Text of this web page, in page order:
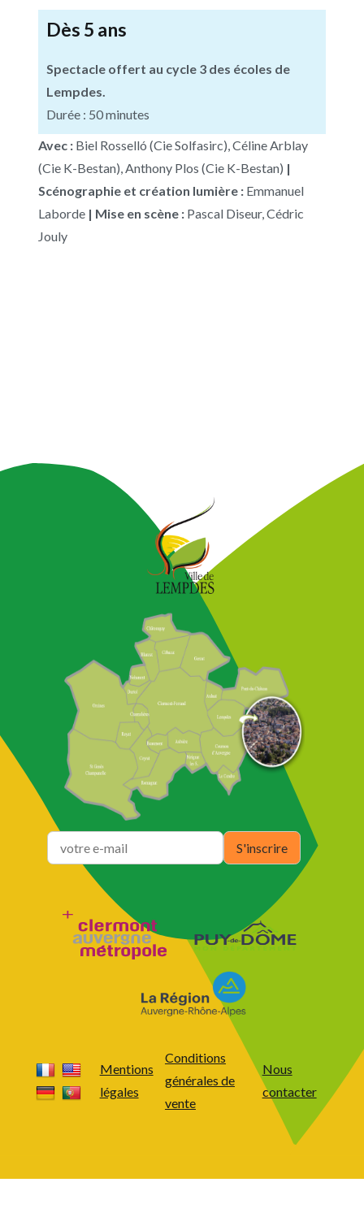
Dès 5 ans
Spectacle offert au cycle 3 des écoles de
Lempdes.
Durée : 50 minutes
Avec : Biel Rosselló (Cie Solfasirc), Céline Arblay
(Cie K-Bestan), Anthony Plos (Cie K-Bestan) |
Scénographie et création lumière : Emmanuel
Laborde | Mise en scène : Pascal Diseur, Cédric
Jouly
Mentions
légales
Conditions
générales de
vente
Nous
contacter